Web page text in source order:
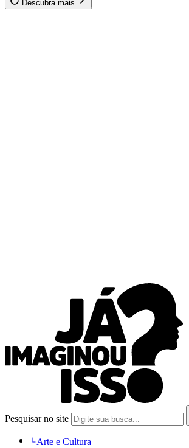
Descubra mais
Pesquisar no site
Arte e Cultura